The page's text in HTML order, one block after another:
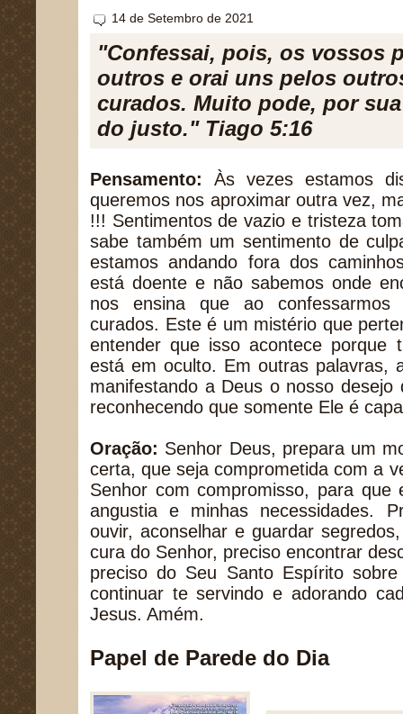
14 de Setembro de 2021
"Confessai, pois, os vossos
outros e orai uns pelos
curados. Muito pode, por
do justo." Tiago 5:16
Pensamento: Às vezes estamos
queremos nos aproximar outra vez,
!!! Sentimentos de vazio e tristeza
sabe também um sentimento de
estamos andando fora dos
está doente e não sabemos onde
nos ensina que ao confessarmos
curados. Este é um mistério que
entender que isso acontece porque
está em oculto. Em outras palavras,
manifestando a Deus o nosso
reconhecendo que somente Ele é
Oração: Senhor Deus, prepara um
certa, que seja comprometida com a
Senhor com compromisso, para que
angustia e minhas necessidades.
ouvir, aconselhar e guardar
cura do Senhor, preciso encontrar
preciso do Seu Santo Espírito
continuar te servindo e adorando
Jesus. Amém.
Papel de Parede do Dia